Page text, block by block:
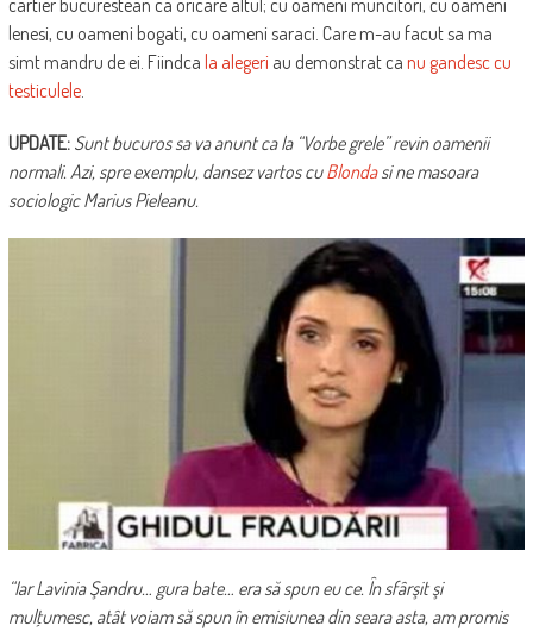
cartier bucurestean ca oricare altul; cu oameni muncitori, cu oameni
lenesi, cu oameni bogati, cu oameni saraci. Care m-au facut sa ma
simt mandru de ei. Fiindca la alegeri au demonstrat ca nu gandesc cu
testiculele.
UPDATE: Sunt bucuros sa va anunt ca la “Vorbe grele” revin oamenii
normali. Azi, spre exemplu, dansez vartos cuBlondasi ne masoara
sociologic Marius Pieleanu.
“Iar Lavinia Şandru… gura bate… era să spun eu ce. În sfârşit şi
mulţumesc, atât voiam să spun în emisiunea din seara asta, am promis